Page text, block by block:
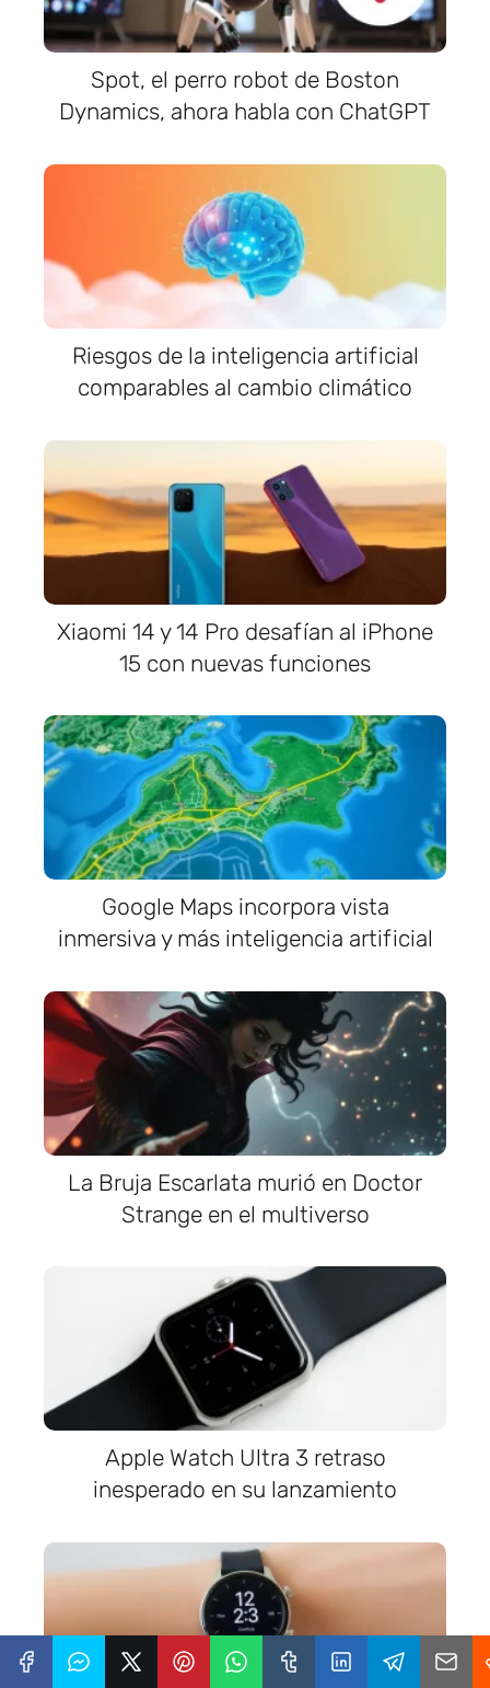
Spot, el perro robot de Boston
Dynamics, ahora habla con ChatGPT
Riesgos de la inteligencia artificial
comparables al cambio climático
Xiaomi 14 y 14 Pro desafían al iPhone
15 con nuevas funciones
Google Maps incorpora vista
inmersiva y más inteligencia artificial
La Bruja Escarlata murió en Doctor
Strange en el multiverso
Apple Watch Ultra 3 retraso
inesperado en su lanzamiento